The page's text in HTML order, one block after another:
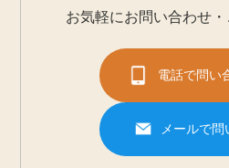
お気軽にお問い合わせ・
電話で問い
メールで